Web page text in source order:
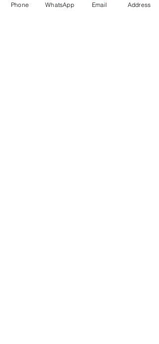
Representación en el
Phone WhatsApp Email Address